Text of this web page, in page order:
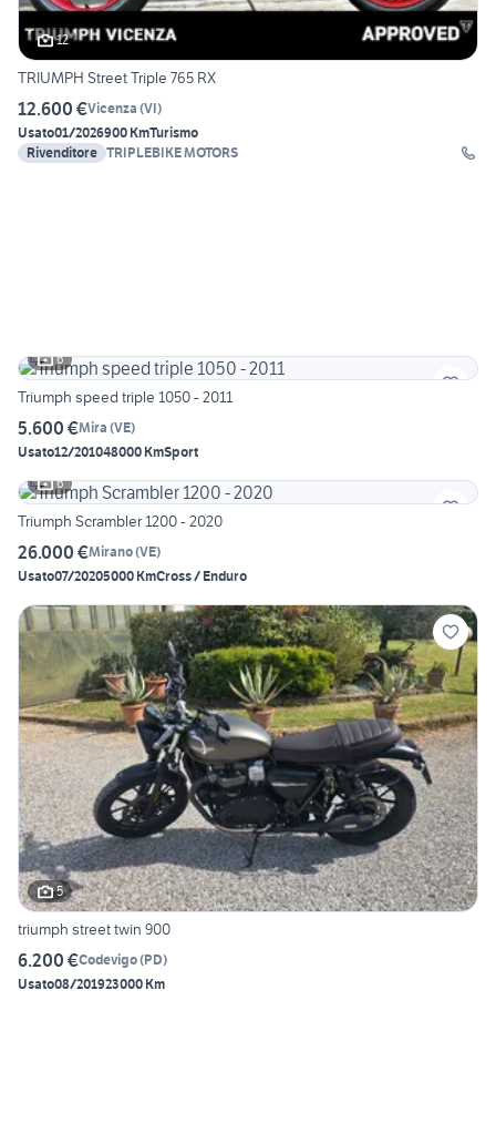
12
TRIUMPH Street Triple 765 RX
12.600 €Vicenza (VI)
Usato01/2026900 KmTurismo
Rivenditore
TRIPLEBIKE MOTORS
6
Triumph speed triple 1050 - 2011
5.600 €Mira (VE)
Usato12/201048000 KmSport
6
Triumph Scrambler 1200 - 2020
26.000 €Mirano(VE)
Usato07/20205000 KmCross / Enduro
5
triumph street twin 900
6.200 €Codevigo(PD)
Usato08/201923000 Km